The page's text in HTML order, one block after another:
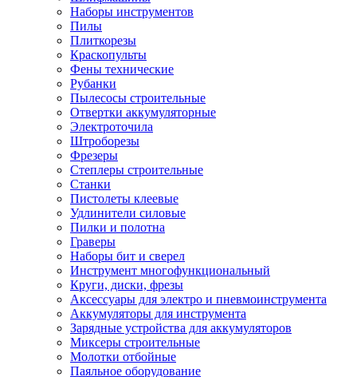
Колонки
Усилители
Модуляторы fm
Аксессуары
Электроника
Видеорегистраторы
Радар-детекторы
Парковочные радары
Навигаторы и аксессуары
Навигаторы
Камеры заднего вида
Автомобильные антенны
Сигнализации автомобильные
Телевизоры и мониторы автомобильные
Аксессуары
Автолампы
Автомобильные провода, кабели,
Автомобильный инструмент
Автохимия
Аккумуляторы, зарядные устройства,
Домкраты
Компрессоры и манометры
Наборы инструментов
Пилы
Плиткорезы
Краскопульты
Фены технические
Рубанки
Пылесосы строительные
Отвертки аккумуляторные
Электроточила
Штроборезы
Фрезеры
Степлеры строительные
Станки
Пистолеты клеевые
Удлинители силовые
Пилки и полотна
Граверы
Наборы бит и сверел
Инструмент многофункциональный
Круги, диски, фрезы
Аксессуары для электро и пневмоинструмента
Аккумуляторы для инструмента
Зарядные устройства для аккумуляторов
Миксеры строительные
Молотки отбойные
Паяльное оборудование